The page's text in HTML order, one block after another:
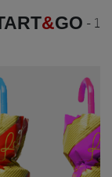
&GO - 1